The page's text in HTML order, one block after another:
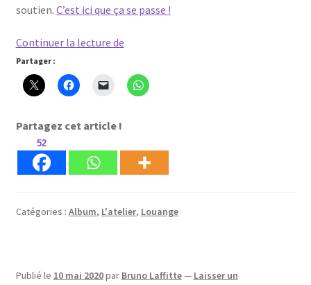
soutien. C’est ici que ça se passe !
Continuer la lecture deA
lumière
–
Partager :
Partagez cet article !
52
Catégories : Album, L'atelier, Louange
Publié le 10 mai 2020par Bruno Laffitte— Laisser un